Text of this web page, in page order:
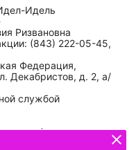
Идель
Ризвановна
(843) 222-05-45,
Федерация,
Декабристов, д. 2, а/
службой